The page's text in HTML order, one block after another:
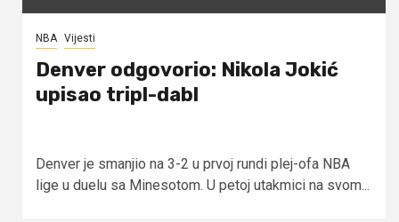
NBA Vijesti
Denver odgovorio: Nikola Jokić
upisao tripl-dabl
Denver je smanjio na 3-2 u prvoj rundi plej-ofa NBA
lige u duelu sa Minesotom. U petoj utakmici na svom...